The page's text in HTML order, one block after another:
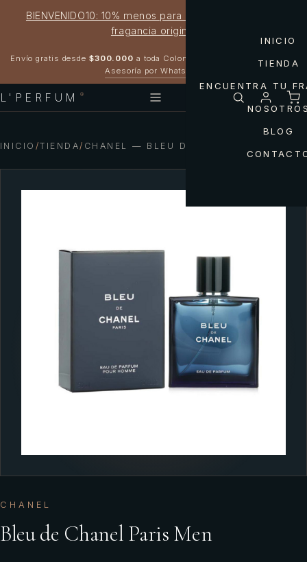
BIENVENIDO10: 10% menos para estrenar tu próxima
fragancia original
Envío gratis desde $300.000 a toda Colombia
Asesoría por WhatsApp
L'PERFUM ®
INICIO
TIENDA
ENCUENTRA TU
BLOG
INICIO /TIENDA/ CHANEL — BLEU DE CHANEL PARIS MEN
CHANEL
Bleu de Chanel Paris Men